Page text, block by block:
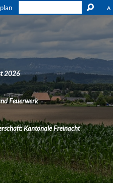
A
2026
Feuerwerk
Kantonale Freinacht